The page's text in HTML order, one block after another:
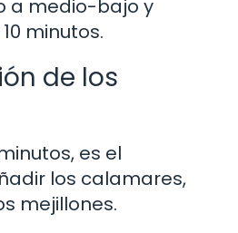
a medio-bajo y
minutos.
de los
es el
los calamares,
mejillones.